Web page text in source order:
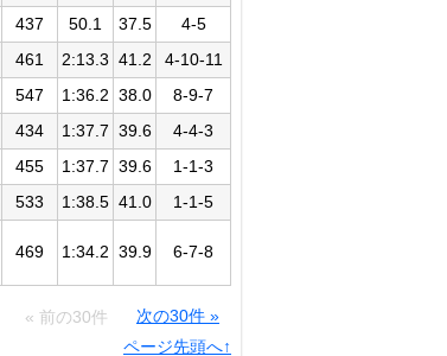
437 50.1 37.5
4-5
461 2:13.3 41.2
4-10-11
547 1:36.2 38.0
8-9-7
434 1:37.7 39.6
4-4-3
455 1:37.7 39.6
1-1-3
533 1:38.5 41.0 1-1-5
469 1:34.2 39.9 6-7-8
« 前の30件
次の30件 »
ページ先頭へ↑